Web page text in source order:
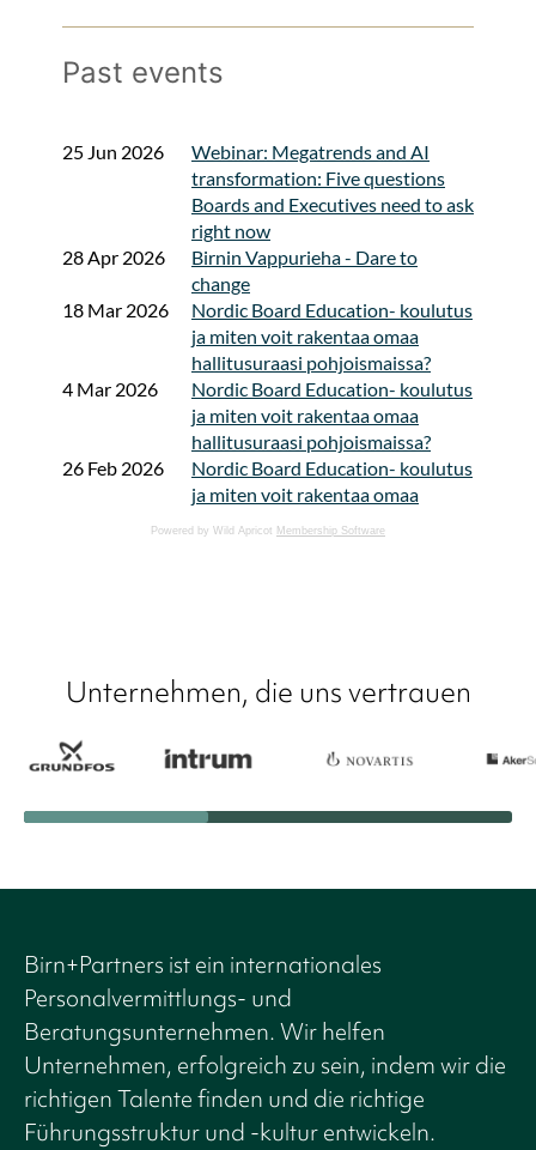
Powered by Wild Apricot Membership Software
Unternehmen, die uns vertrauen
Birn+Partners ist ein internationales
Personalvermittlungs- und
Beratungsunternehmen. Wir helfen
Unternehmen, erfolgreich zu sein, indem wir die
richtigen Talente finden und die richtige
Führungsstruktur und -kultur entwickeln.